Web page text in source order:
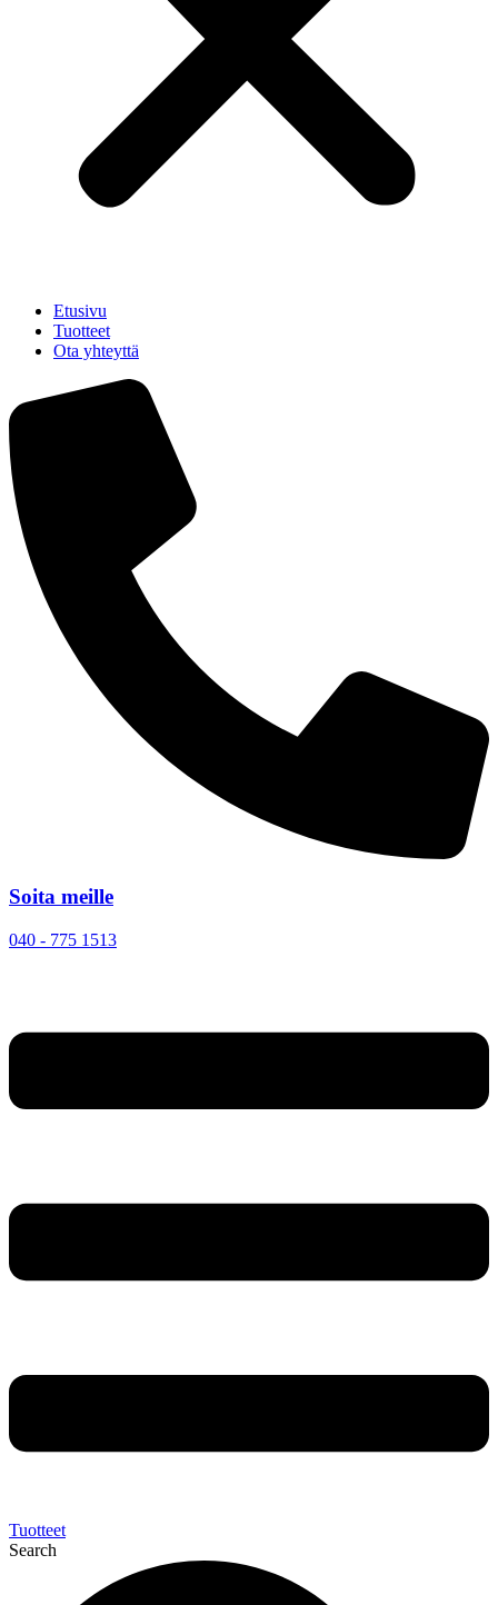
Etusivu
Tuotteet
Ota yhteyttä
Soita meille
040 - 775 1513
Tuotteet
Search